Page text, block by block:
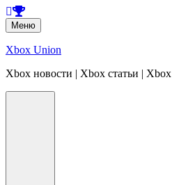
Меню Перейти
к
содержанию
Xbox Union
Xbox новости | Xbox статьи |